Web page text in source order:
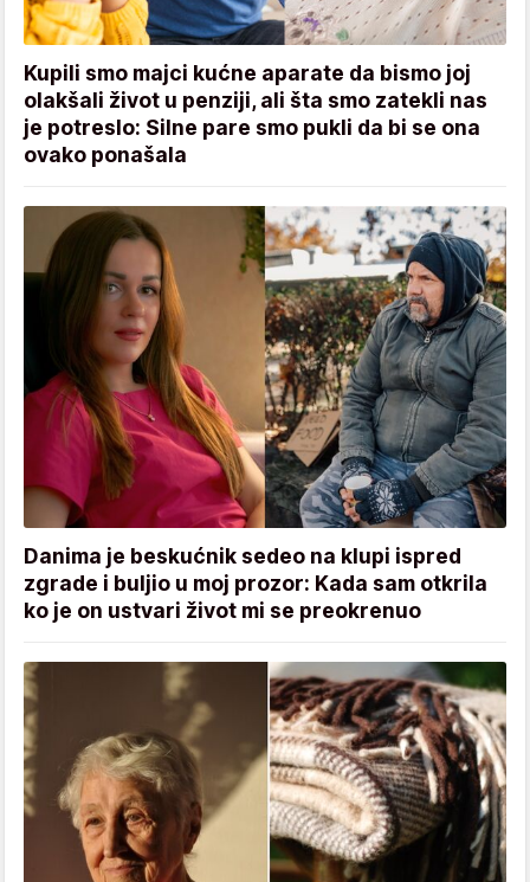
Kupili smo majci kućne aparate da bismo joj
olakšali život u penziji, ali šta smo zatekli nas
je potreslo: Silne pare smo pukli da bi se ona
ovako ponašala
Danima je beskućnik sedeo na klupi ispred
zgrade i buljio u moj prozor: Kada sam otkrila
ko je on ustvari život mi se preokrenuo